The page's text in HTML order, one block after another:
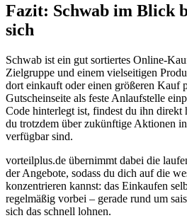
Fazit: Schwab im Blick
sich
Schwab ist ein gut sortiertes Online-
Zielgruppe und einem vielseitigen
dort einkauft oder einen größeren Kauf
Gutscheinseite als feste Anlaufstelle
Code hinterlegt ist, findest du ihn
du trotzdem über zukünftige Aktionen
verfügbar sind.
vorteilplus.de übernimmt dabei die
der Angebote, sodass du dich auf die
konzentrieren kannst: das Einkaufen
regelmäßig vorbei – gerade rund um
sich das schnell lohnen.